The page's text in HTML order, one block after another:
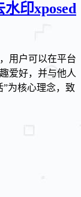
印xposed
用户可以在平台
爱好，并与他人
”为核心理念，致